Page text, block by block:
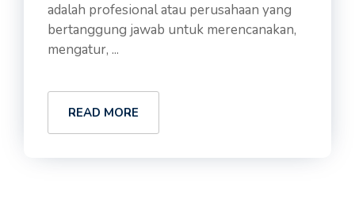
adalah profesional atau perusahaan yang
bertanggung jawab untuk merencanakan,
mengatur, ...
READ MORE